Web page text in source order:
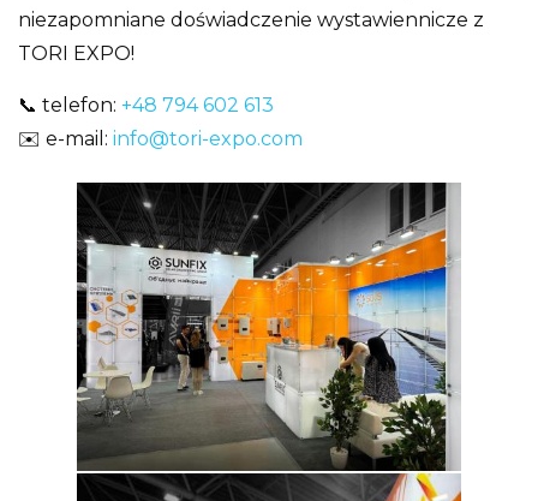
niezapomniane doświadczenie wystawiennicze z
TORI EXPO!
📞 telefon: +48 794 602 613
✉️ e-mail: info@tori-expo.com